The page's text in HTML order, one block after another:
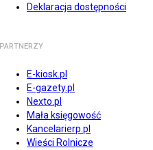
Deklaracja dostępności
PARTNERZY
E-kiosk.pl
E-gazety.pl
Nexto.pl
Mała księgowość
Kancelarierp.pl
Wieści Rolnicze